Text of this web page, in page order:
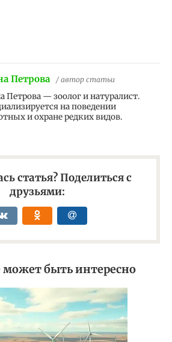
Петрова / автор статьи
Петрова — зоолог и натуралист.
на поведении
и охране редких видов.
статья? Поделиться с
друзьями:
быть интересно